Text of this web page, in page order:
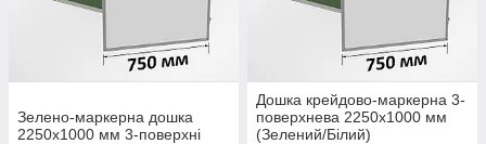
Зелено-маркерна дошка
2250х1000 мм 3-поверхні
Дошка крейдово-маркерна 3-
поверхнева 2250х1000 мм
(Зелений/Білий)